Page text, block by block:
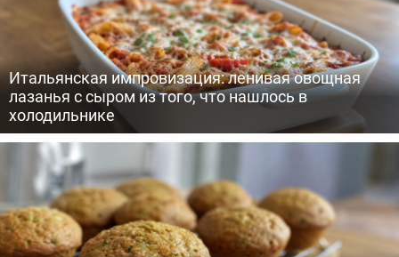
Итальянская импровизация: ленивая овощная
лазанья с сыром из того, что нашлось в
холодильнике